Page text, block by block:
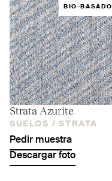
BIO-BASADO
Strata Azurite
SUELOS / STRATA
Pedir muestra
Descargar foto